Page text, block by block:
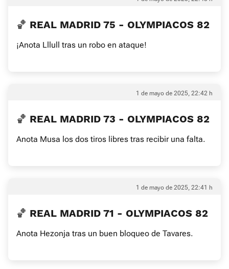
🏀 REAL MADRID 75 - OLYMPIACOS 82
¡Anota Lllull tras un robo en ataque!
1 de mayo de 2025, 22:42 h
🏀 REAL MADRID 73 - OLYMPIACOS 82
Anota Musa los dos tiros libres tras recibir una falta.
1 de mayo de 2025, 22:41 h
🏀 REAL MADRID 71 - OLYMPIACOS 82
Anota Hezonja tras un buen bloqueo de Tavares.